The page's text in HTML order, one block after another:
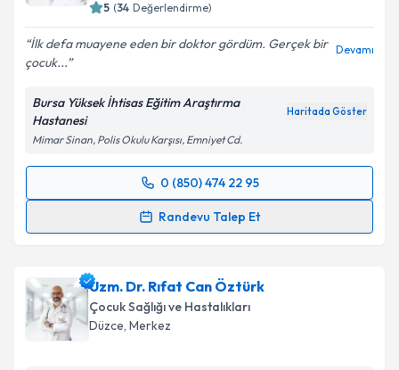
5 (34 Değerlendirme)
İlk defa muayene eden bir doktor gördüm. Gerçek bir
çocuk...
Devamı
Bursa Yüksek İhtisas Eğitim Araştırma
Hastanesi
Haritada Göster
Mimar Sinan, Polis Okulu Karşısı, Emniyet Cd.
0 (850) 474 22 95
Randevu Talep Et
Randevu Takvimi Talebi
takvim hazırlandığında e-posta ile bilgilendireceğiz.
E-posta Adresiniz
Uzm. Dr. Rıfat Can Öztürk
Çocuk Sağlığı ve Hastalıkları
Düzce, Merkez